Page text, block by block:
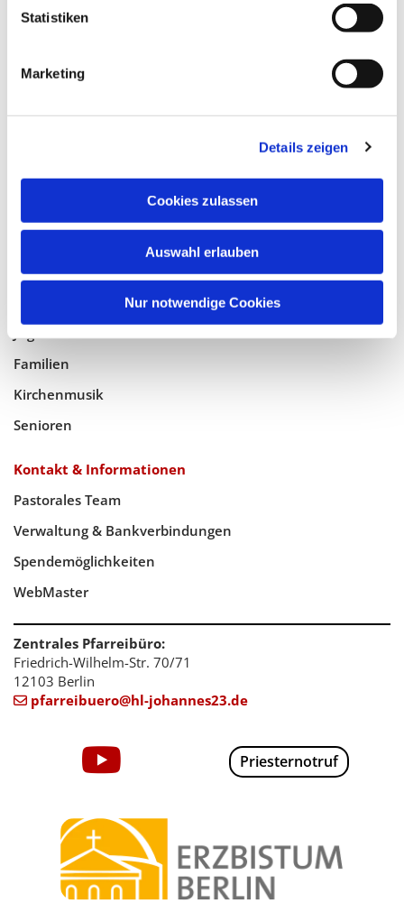
Statistiken
Marketing
Details zeigen
Cookies zulassen
Auswahl erlauben
Nur notwendige Cookies
Katholische Kirchengemeinde
Tempelhof-Buckow
Geistlicher Raum
Taufe, Kommunion & Trauung
Familien
Kirchenmusik
Senioren
Kontakt & Informationen
Pastorales Team
Verwaltung & Bankverbindungen
Spendemöglichkeiten
WebMaster
Zentrales Pfarreibüro:
Friedrich-Wilhelm-Str. 70/71
12103 Berlin
 pfarreibuero@hl-johannes23.de
Priesternotruf